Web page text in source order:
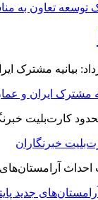
به مناسبت 15 مرداد، سالروز
مشترک ایران و
خبرنگاران
جدید